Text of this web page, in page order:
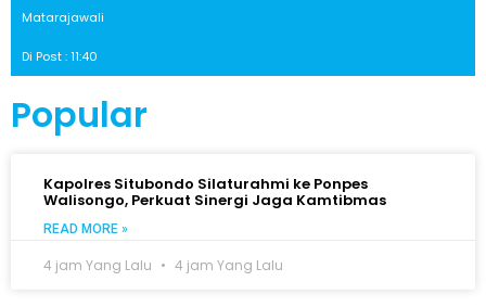
Matarajawali
Di Post : 11:40
Popular
Kapolres Situbondo Silaturahmi ke Ponpes
Walisongo, Perkuat Sinergi Jaga Kamtibmas
READ MORE »
4 jam Yang Lalu 4 jam Yang Lalu